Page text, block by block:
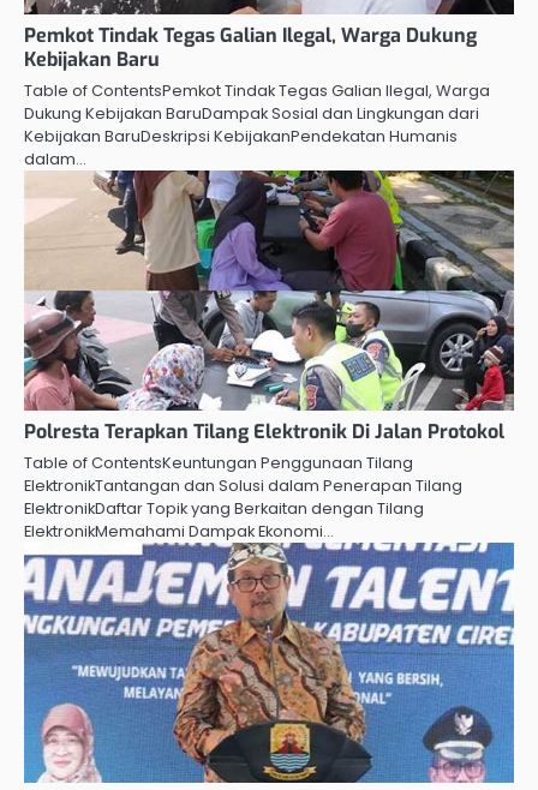
Pemkot Tindak Tegas Galian Ilegal, Warga Dukung
Kebijakan Baru
Table of ContentsPemkot Tindak Tegas Galian Ilegal, Warga
Dukung Kebijakan BaruDampak Sosial dan Lingkungan dari
Kebijakan BaruDeskripsi KebijakanPendekatan Humanis
dalam…
Polresta Terapkan Tilang Elektronik Di Jalan Protokol
Table of ContentsKeuntungan Penggunaan Tilang
ElektronikTantangan dan Solusi dalam Penerapan Tilang
ElektronikDaftar Topik yang Berkaitan dengan Tilang
ElektronikMemahami Dampak Ekonomi…